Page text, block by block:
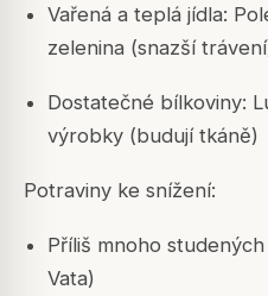
Vařená a teplá jídla:
zelenina (snazší
Dostatečné bílkoviny:
výrobky (budují tkáně)
Potraviny ke snížení:
Příliš mnoho
Vata)